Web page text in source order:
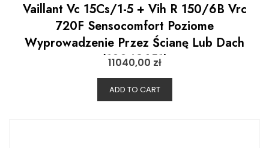
Vaillant Vc 15Cs/1-5 + Vih R 150/6B Vrc
720F Sensocomfort Poziome
Wyprowadzenie Przez Ścianę Lub Dach
(10043651)
11040,00 zł
ADD TO CART